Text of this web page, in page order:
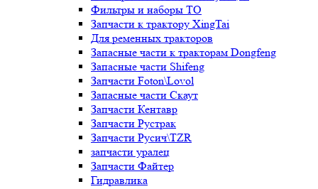
Фильтры и наборы ТО
Запчасти к трактору XingTai
Для ременных тракторов
Запасные части к тракторам Dongfeng
Запасные части Shifeng
Запчасти Foton\Lovol
Запасные части Скаут
Запчасти Кентавр
Запчасти Рустрак
Запчасти Русич\TZR
запчасти уралец
Запчасти Файтер
Гидравлика